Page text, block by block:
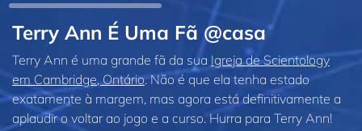
Terry Ann É Uma Fã @casa
Terry Ann é uma grande fã da sua Igreja de Scientology
em Cambridge, Ontário. Não é que ela tenha estado
exatamente à margem, mas agora está definitivamente a
aplaudir o voltar ao jogo e a curso. Hurra para Terry Ann!